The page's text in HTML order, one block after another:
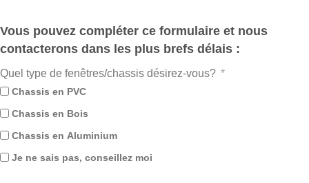
Vous pouvez compléter ce formulaire et nous
contacterons dans les plus brefs délais :
Quel type de fenêtres/chassis désirez-vous?
Chassis en PVC
Chassis en Bois
Chassis en Aluminium
Je ne sais pas, conseillez moi